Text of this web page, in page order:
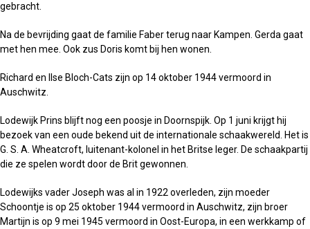
gebracht.
Na de bevrijding gaat de familie Faber terug naar Kampen. Gerda gaat
met hen mee. Ook zus Doris komt bij hen wonen.
Richard en Ilse Bloch-Cats zijn op 14 oktober 1944 vermoord in
Auschwitz.
Lodewijk Prins blijft nog een poosje in Doornspijk. Op 1 juni krijgt hij
bezoek van een oude bekend uit de internationale schaakwereld. Het is
G. S. A. Wheatcroft, luitenant-kolonel in het Britse leger. De schaakpartij
die ze spelen wordt door de Brit gewonnen.
Lodewijks vader Joseph was al in 1922 overleden, zijn moeder
Schoontje is op 25 oktober 1944 vermoord in Auschwitz, zijn broer
Martijn is op 9 mei 1945 vermoord in Oost-Europa, in een werkkamp of